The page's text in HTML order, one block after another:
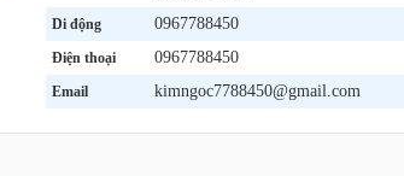
Di động 0967788450
Điện thoại 0967788450
Email kimngoc7788450@gmail.com